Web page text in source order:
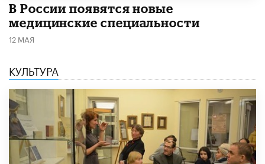
В России появятся новые
медицинские специальности
12 МАЯ
КУЛЬТУРА